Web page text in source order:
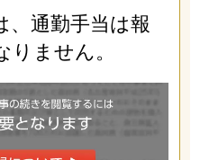
、通勤手当は報
ません。